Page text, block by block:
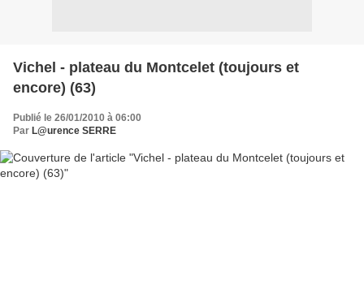
Vichel - plateau du Montcelet (toujours et
encore) (63)
Publié le 26/01/2010 à 06:00
Par L@urence SERRE